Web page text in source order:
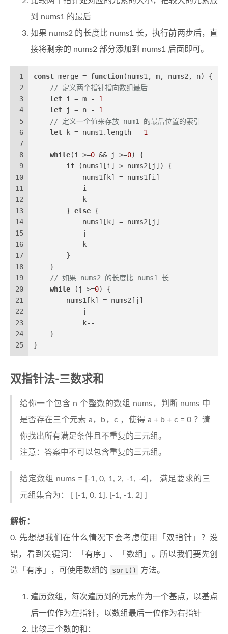
到 nums1 的最后
如果 nums2 的长度比 nums1 长，执行前两步后，直
接将剩余的 nums2 部分添加到 nums1 后面即可。
1
2
3
4
5
6
7
8
9
10
11
12
13
14
15
16
17
18
19
20
21
22
23
24
25
const merge = function(nums1, m, nums2, n) {
// 定义两个指针指向数组最后
let i = m - 1
let j = n - 1
// 定义一个值来存放 num1 的最后位置的索引
let k = nums1. length - 1
while(i >=0 && j >=0) {
if (nums1[i] > nums2[j]) {
            nums1[k] = nums1[i]
            i--
            k--
        }
else {
            nums1[k] = nums2[j]
            j--
            k--
        }
    }
// 如果 nums2 的长度比 nums1 长
while (j >=0) {
        nums1[k] = nums2[j]
            j--
            k--
    }
}
双指针法-三数求和
给你一个包含 n 个整数的数组 nums，判断 nums 中
是否存在三个元素 a，b，c ，使得 a + b + c = 0 ？请
你找出所有满足条件且不重复的三元组。
注意：答案中不可以包含重复的三元组。
给定数组 nums = [-1, 0, 1, 2, -1, -4]， 满足要求的三
元组集合为： [ [-1, 0, 1], [-1, -1, 2] ]
解析：
0. 先想想我们在什么情况下会考虑使用「双指针」？没
错，看到关键词：「有序」、「数组」。所以我们要先创
造「有序」，可使用数组的
sort() 方法。
遍历数组，每次遍历到的元素作为一个基点，以基点
后一位作为左指针，以数组最后一位作为右指针
比较三个数的和：